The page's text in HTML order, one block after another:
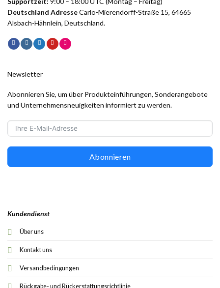
Deutschland AdresseCarlo-Mierendorff-Straße 15, 64665
Alsbach-Hähnlein, Deutschland.
Kundendienst
Über uns
Kontakt uns
Versandbedingungen
Rückgabe- und Rückerstattungsrichtlinie
Newsletter
Abonnieren Sie, um über Produkteinführungen, Sonderangebote
und Unternehmensneuigkeiten informiert zu werden.
Abonnieren